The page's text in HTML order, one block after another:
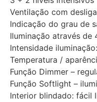
Ventilação com
Indicação do grau de
Iluminação através de
Intensidade
Temperatura /
Função Dimmer –
Função Softlight –
Interior blindado: fácil